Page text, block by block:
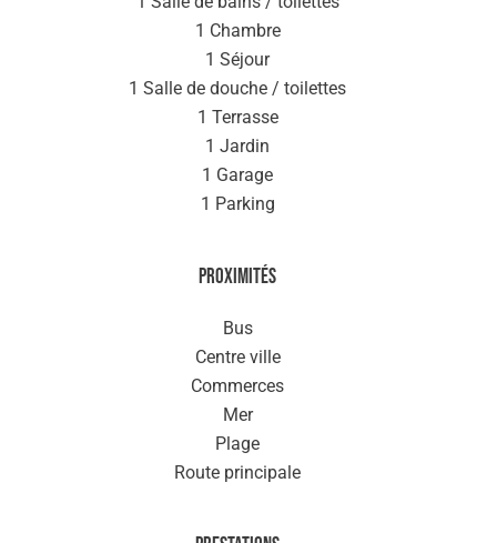
1 Chambre
1 Séjour
1 Salle de douche / toilettes
1 Terrasse
1 Jardin
1 Garage
1 Parking
Proximités
Bus
Centre ville
Commerces
Mer
Plage
Route principale